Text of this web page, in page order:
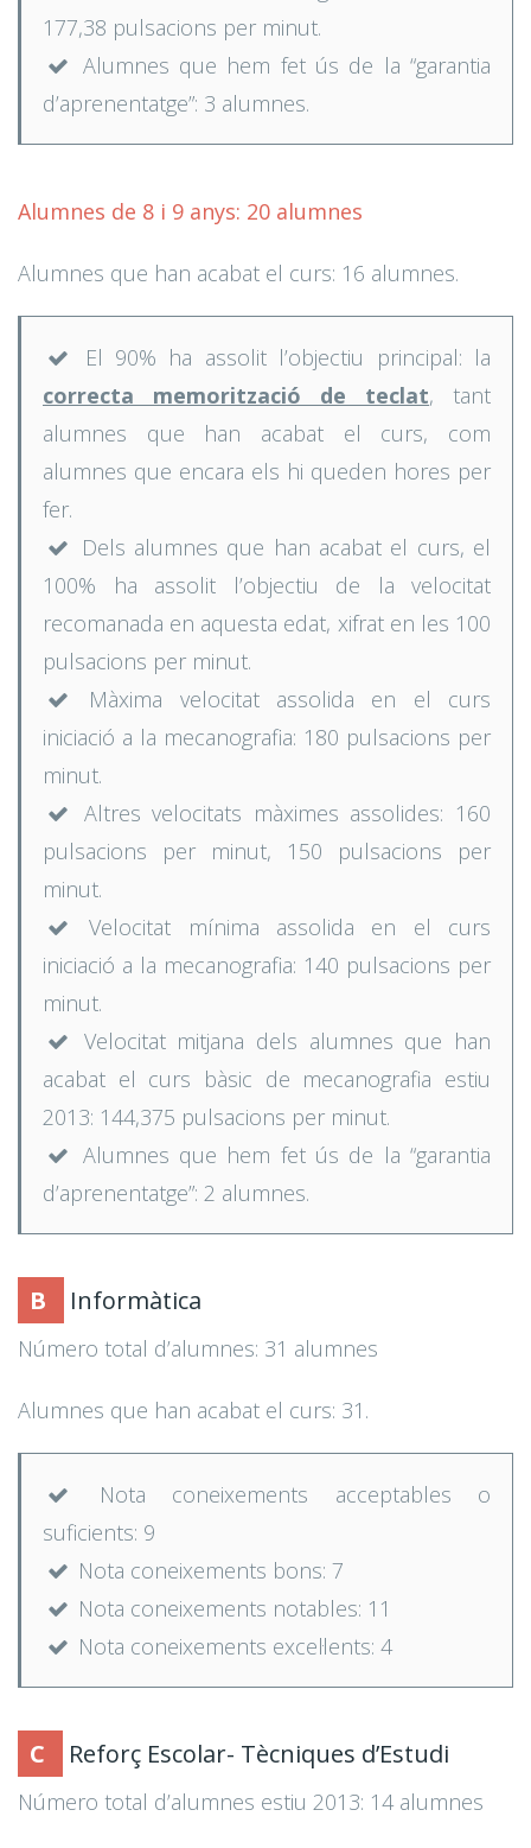
177,38 pulsacions per minut.
Alumnes que hem fet ús de la “garantia
d’aprenentatge”: 3 alumnes.
Alumnes de 8 i 9 anys: 20 alumnes
Alumnes que han acabat el curs: 16 alumnes.
El 90% ha assolit l’objectiu principal: la
correcta memorització de teclat, tant
alumnes que han acabat el curs, com
alumnes que encara els hi queden hores per
fer.
Dels alumnes que han acabat el curs, el
100% ha assolit l’objectiu de la velocitat
recomanada en aquesta edat, xifrat en les 100
pulsacions per minut.
Màxima velocitat assolida en el curs
iniciació a la mecanografia: 180 pulsacions per
minut.
Altres velocitats màximes assolides: 160
pulsacions per minut, 150 pulsacions per
minut.
Velocitat mínima assolida en el curs
iniciació a la mecanografia: 140 pulsacions per
minut.
Velocitat mitjana dels alumnes que han
acabat el curs bàsic de mecanografia estiu
2013: 144,375 pulsacions per minut.
Alumnes que hem fet ús de la “garantia
d’aprenentatge”: 2 alumnes.
B Informàtica
Número total d’alumnes: 31 alumnes
Alumnes que han acabat el curs: 31.
Nota coneixements acceptables o
suficients: 9
Nota coneixements bons: 7
Nota coneixements notables: 11
Nota coneixements excel·lents: 4
C Reforç Escolar- Tècniques d’Estudi
Número total d’alumnes estiu 2013: 14 alumnes